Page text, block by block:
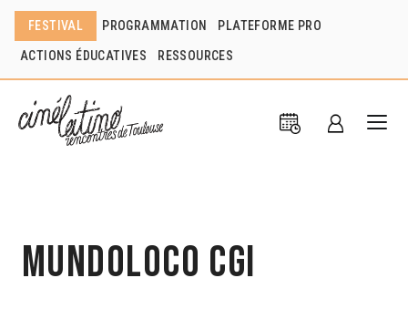
FESTIVAL PROGRAMMATION PLATEFORME PRO
ACTIONS ÉDUCATIVES RESSOURCES
MundoLoco CGI